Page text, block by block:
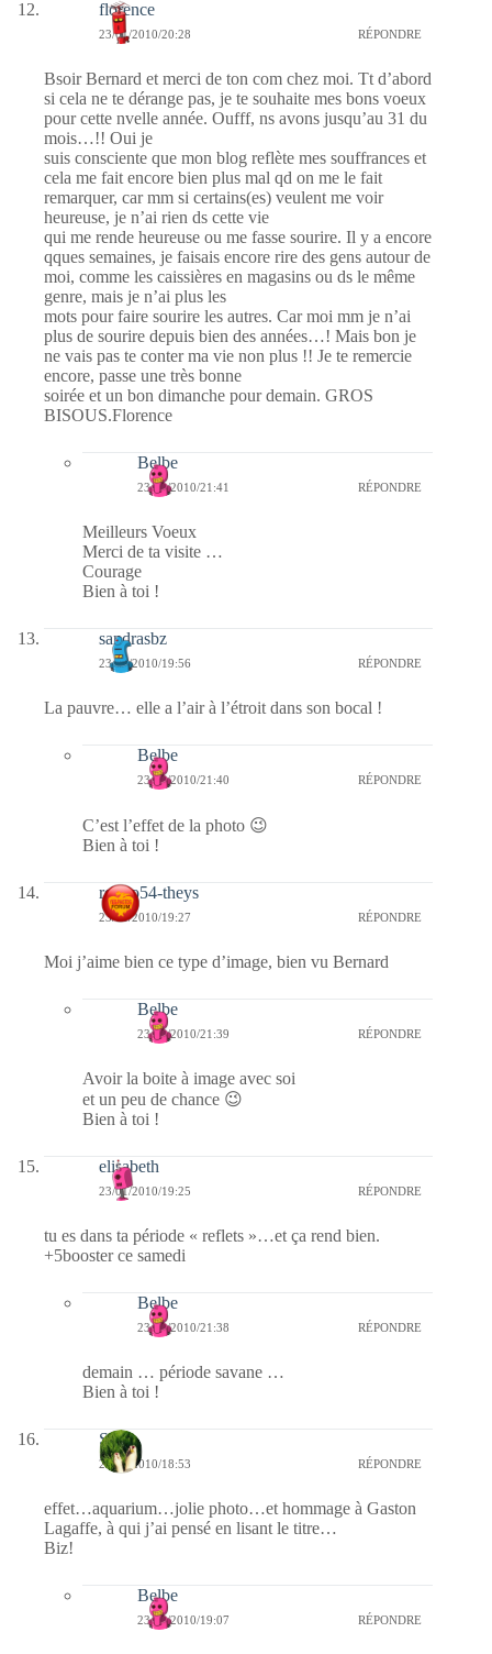
florence
23/01/2010/20:28 RÉPONDRE
Bsoir Bernard et merci de ton com chez moi. Tt d’abord
si cela ne te dérange pas, je te souhaite mes bons voeux
pour cette nvelle année. Oufff, ns avons jusqu’au 31 du
mois…!! Oui je
suis consciente que mon blog reflète mes souffrances et
cela me fait encore bien plus mal qd on me le fait
remarquer, car mm si certains(es) veulent me voir
heureuse, je n’ai rien ds cette vie
qui me rende heureuse ou me fasse sourire. Il y a encore
qques semaines, je faisais encore rire des gens autour de
moi, comme les caissières en magasins ou ds le même
genre, mais je n’ai plus les
mots pour faire sourire les autres. Car moi mm je n’ai
plus de sourire depuis bien des années…! Mais bon je
ne vais pas te conter ma vie non plus !! Je te remercie
encore, passe une très bonne
soirée et un bon dimanche pour demain. GROS
BISOUS.Florence
Belbe
23/01/2010/21:41 RÉPONDRE
Meilleurs Voeux
Merci de ta visite …
Courage
Bien à toi !
sandrasbz
23/01/2010/19:56 RÉPONDRE
La pauvre… elle a l’air à l’étroit dans son bocal !
Belbe
23/01/2010/21:40 RÉPONDRE
C’est l’effet de la photo 😉
Bien à toi !
rolero54-theys
23/01/2010/19:27 RÉPONDRE
Moi j’aime bien ce type d’image, bien vu Bernard
Belbe
23/01/2010/21:39 RÉPONDRE
Avoir la boite à image avec soi
et un peu de chance 😉
Bien à toi !
elisabeth
23/01/2010/19:25 RÉPONDRE
tu es dans ta période « reflets »…et ça rend bien.
+5booster ce samedi
Belbe
23/01/2010/21:38 RÉPONDRE
demain … période savane …
Bien à toi !
S
23/01/2010/18:53 RÉPONDRE
effet…aquarium…jolie photo…et hommage à Gaston
Lagaffe, à qui j’ai pensé en lisant le titre…
Biz!
Belbe
23/01/2010/19:07 RÉPONDRE